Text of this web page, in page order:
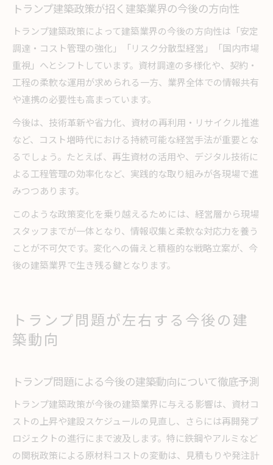
トランプ建築政策が招く建築業界の今後の方向性
トランプ建築政策によって建築業界の今後の方向性は「安定
調達・コスト管理の強化」「リスク分散型経営」「国内市場
重視」へとシフトしています。資材調達の多様化や、契約・
工程の柔軟な運用が求められる一方、業界全体での情報共有
や連携の必要性も高まっています。
今後は、技術革新や省力化、資材の再利用・リサイクル推進
など、コスト増時代における持続可能な経営手法が重要とな
るでしょう。たとえば、再生資材の活用や、デジタル技術に
よる工程管理の効率化など、実践的な取り組みが各現場で進
みつつあります。
このような政策変化を乗り越えるためには、経営層から現場
スタッフまでが一体となり、情報収集と柔軟な対応力を養う
ことが不可欠です。変化への備えと積極的な戦略立案が、今
後の建築業界で生き残る鍵となります。
トランプ問題が左右する今後の建
築動向
トランプ問題による今後の建築動向について徹底予測
トランプ建築政策が今後の建築業界に与える影響は、資材コ
ストの上昇や建設スケジュールの見直し、さらには再開発プ
ロジェクトの進行にまで波及します。特に鉄鋼やアルミなど
の関税政策による原材料コストの変動は、見積もりや発注計